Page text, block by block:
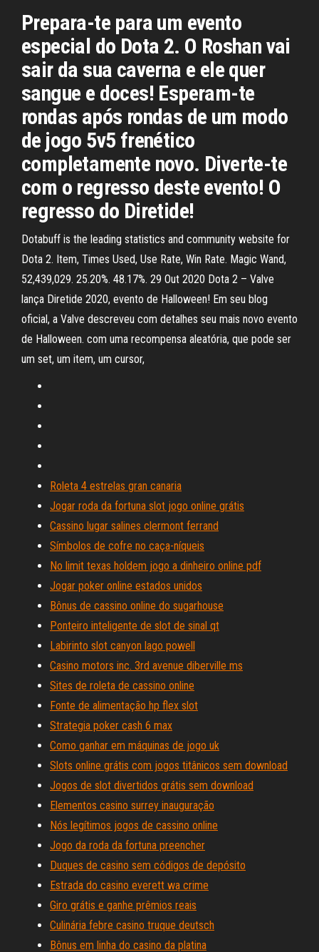
Prepara-te para um evento
especial do Dota 2. O Roshan vai
sair da sua caverna e ele quer
sangue e doces! Esperam-te
rondas após rondas de um modo
de jogo 5v5 frenético
completamente novo. Diverte-te
com o regresso deste evento! O
regresso do Diretide!
Dotabuff is the leading statistics and community website for
Dota 2. Item, Times Used, Use Rate, Win Rate. Magic Wand,
52,439,029. 25.20%. 48.17%. 29 Out 2020 Dota 2 – Valve
lança Diretide 2020, evento de Halloween! Em seu blog
oficial, a Valve descreveu com detalhes seu mais novo evento
de Halloween. com uma recompensa aleatória, que pode ser
um set, um item, um cursor,
Roleta 4 estrelas gran canaria
Jogar roda da fortuna slot jogo online grátis
Cassino lugar salines clermont ferrand
Símbolos de cofre no caça-níqueis
No limit texas holdem jogo a dinheiro online pdf
Jogar poker online estados unidos
Bônus de cassino online do sugarhouse
Ponteiro inteligente de slot de sinal qt
Labirinto slot canyon lago powell
Casino motors inc. 3rd avenue diberville ms
Sites de roleta de cassino online
Fonte de alimentação hp flex slot
Strategia poker cash 6 max
Como ganhar em máquinas de jogo uk
Slots online grátis com jogos titânicos sem download
Jogos de slot divertidos grátis sem download
Elementos casino surrey inauguração
Nós legítimos jogos de cassino online
Jogo da roda da fortuna preencher
Duques de casino sem códigos de depósito
Estrada do casino everett wa crime
Giro grátis e ganhe prêmios reais
Culinária febre casino truque deutsch
Bônus em linha do casino da platina